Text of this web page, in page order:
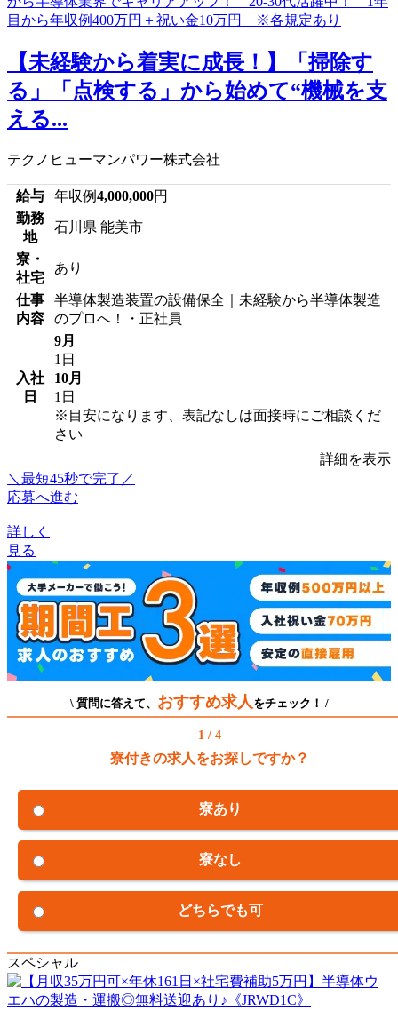
【未経験から着実に成長！】「掃除す
る」「点検する」から始めて“機械を支
える...
テクノヒューマンパワー株式会社
給与 年収例4,000,000円
勤務
地
石川県 能美市
寮・
社宅
あり
仕事
内容
半導体製造装置の設備保全｜未経験から半導体製造
のプロへ！・正社員
入社
日
9月
1日
10月
1日
※目安になります、表記なしは面接時にご相談くだ
さい
詳細を表示
＼最短45秒で完了／
応募へ進む
詳しく
見る
\ 質問に答えて、 おすすめ求人 をチェック！ /
1 / 4
寮付きの求人をお探しですか？
寮あり
寮なし
どちらでも可
スペシャル